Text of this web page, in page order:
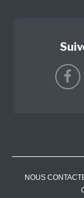
NOUS